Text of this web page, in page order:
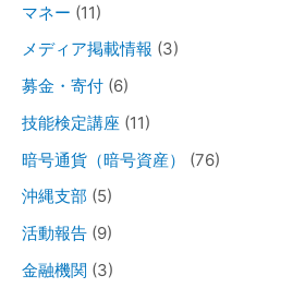
マネー (11)
メディア掲載情報 (3)
募金・寄付 (6)
技能検定講座 (11)
暗号通貨（暗号資産）
(76)
沖縄支部 (5)
活動報告 (9)
金融機関 (3)